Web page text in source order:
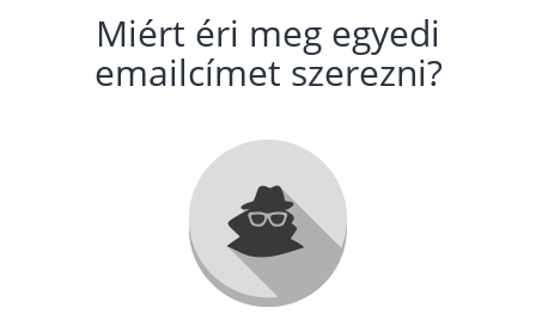
Miért éri meg egyedi
emailcímet szerezni?